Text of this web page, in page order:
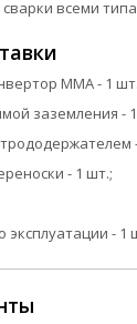
всеми
ММА - 1
заземления -
- 1 шт.;
эксплуатации - 1